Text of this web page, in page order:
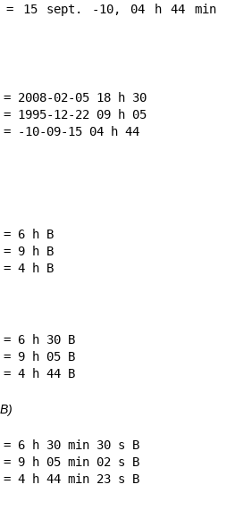
= 15 sept. -10, 04 h 44 min
= -10-09-15 04 h 44
= 4 h B
= 4 h 44 B
= 4 h 44 min 23 s B